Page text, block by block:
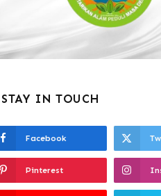
STAY IN TOUCH
Facebook
Pinterest